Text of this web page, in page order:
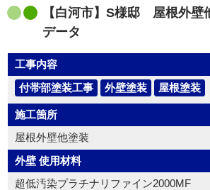
【白河市】S様邸 屋根外
データ
工事内容
付帯部塗装工事
外壁塗装 屋根塗装
施工箇所
屋根外壁他塗装
外壁 使用材料
超低汚染プラチナリファイン2000MF